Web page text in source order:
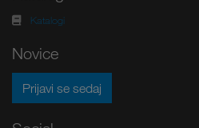
Katalogi
Novice
Prijavi se sedaj